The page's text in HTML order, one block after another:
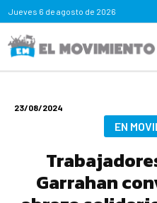
Jueves 6 de agosto de 2026
23/08/2024
EN
Garrahan